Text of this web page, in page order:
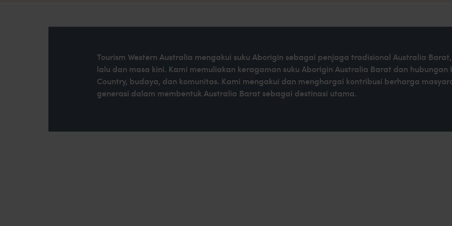
Tourism Western Australia mengakui suku Aborigin sebagai penjaga tradisional Australia
lalu dan masa kini. Kami memuliakan keragaman suku Aborigin Australia Barat dan
Country, budaya, dan komunitas. Kami mengakui dan menghargai kontribusi berharga
generasi dalam membentuk Australia Barat sebagai destinasi utama.